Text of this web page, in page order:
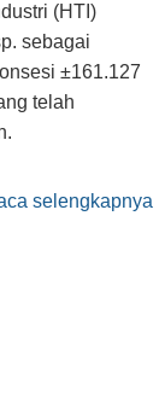
(HTI)
sebagai
±161.127
telah
selengkapnya